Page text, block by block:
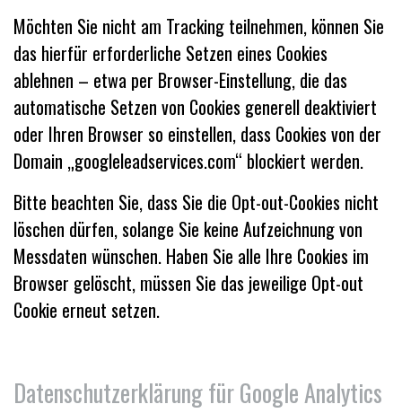
Möchten Sie nicht am Tracking teilnehmen, können Sie
das hierfür erforderliche Setzen eines Cookies
ablehnen – etwa per Browser-Einstellung, die das
automatische Setzen von Cookies generell deaktiviert
oder Ihren Browser so einstellen, dass Cookies von der
Domain „googleleadservices.com“ blockiert werden.
Bitte beachten Sie, dass Sie die Opt-out-Cookies nicht
löschen dürfen, solange Sie keine Aufzeichnung von
Messdaten wünschen. Haben Sie alle Ihre Cookies im
Browser gelöscht, müssen Sie das jeweilige Opt-out
Cookie erneut setzen.
Datenschutzerklärung für Google Analytics